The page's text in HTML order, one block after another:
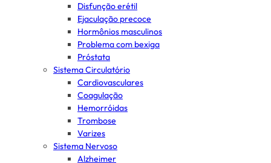
Disfunção erétil
Ejaculação precoce
Hormônios masculinos
Problema com bexiga
Próstata
Sistema Circulatório
Cardiovasculares
Coagulação
Hemorróidas
Trombose
Varizes
Sistema Nervoso
Alzheimer